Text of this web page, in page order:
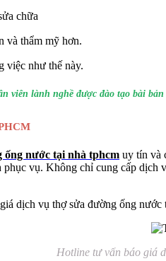
chữa
và thẩm mỹ hơn.
việc như thế này.
lành nghề được đào tạo bài
ống nước tại nhà tphcm uy tín và
vụ. Không chỉ cung cấp dịch
dịch vụ thợ sửa đường ống
Hotline tư vấn báo giá